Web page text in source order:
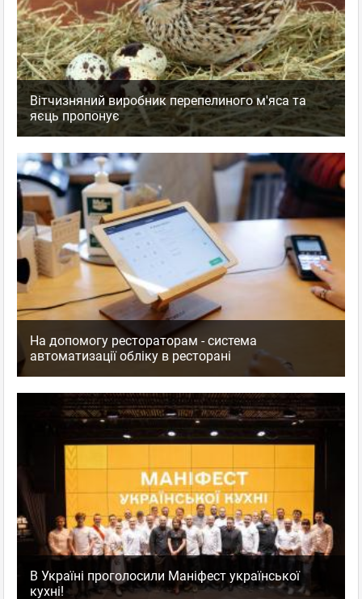
Вітчизняний виробник перепелиного м'яса та
яєць пропонує
На допомогу рестораторам - система
автоматизації обліку в ресторані
В Україні проголосили Маніфест української
кухні!